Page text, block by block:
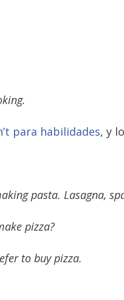
para habilidades, y
pasta. Lasagna,
pizza?
to buy pizza.